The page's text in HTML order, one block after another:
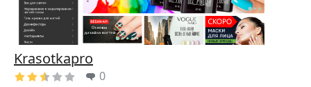
Krasotkapro
0